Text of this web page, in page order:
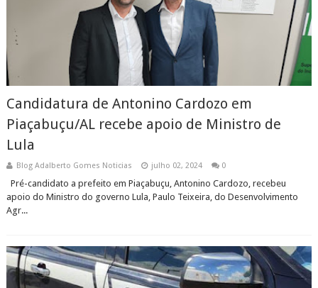
Candidatura de Antonino Cardozo em
Piaçabuçu/AL recebe apoio de Ministro de
Lula
Blog Adalberto Gomes Noticias julho 02, 2024 0
Pré-candidato a prefeito em Piaçabuçu, Antonino Cardozo, recebeu
apoio do Ministro do governo Lula, Paulo Teixeira, do Desenvolvimento
Agr...